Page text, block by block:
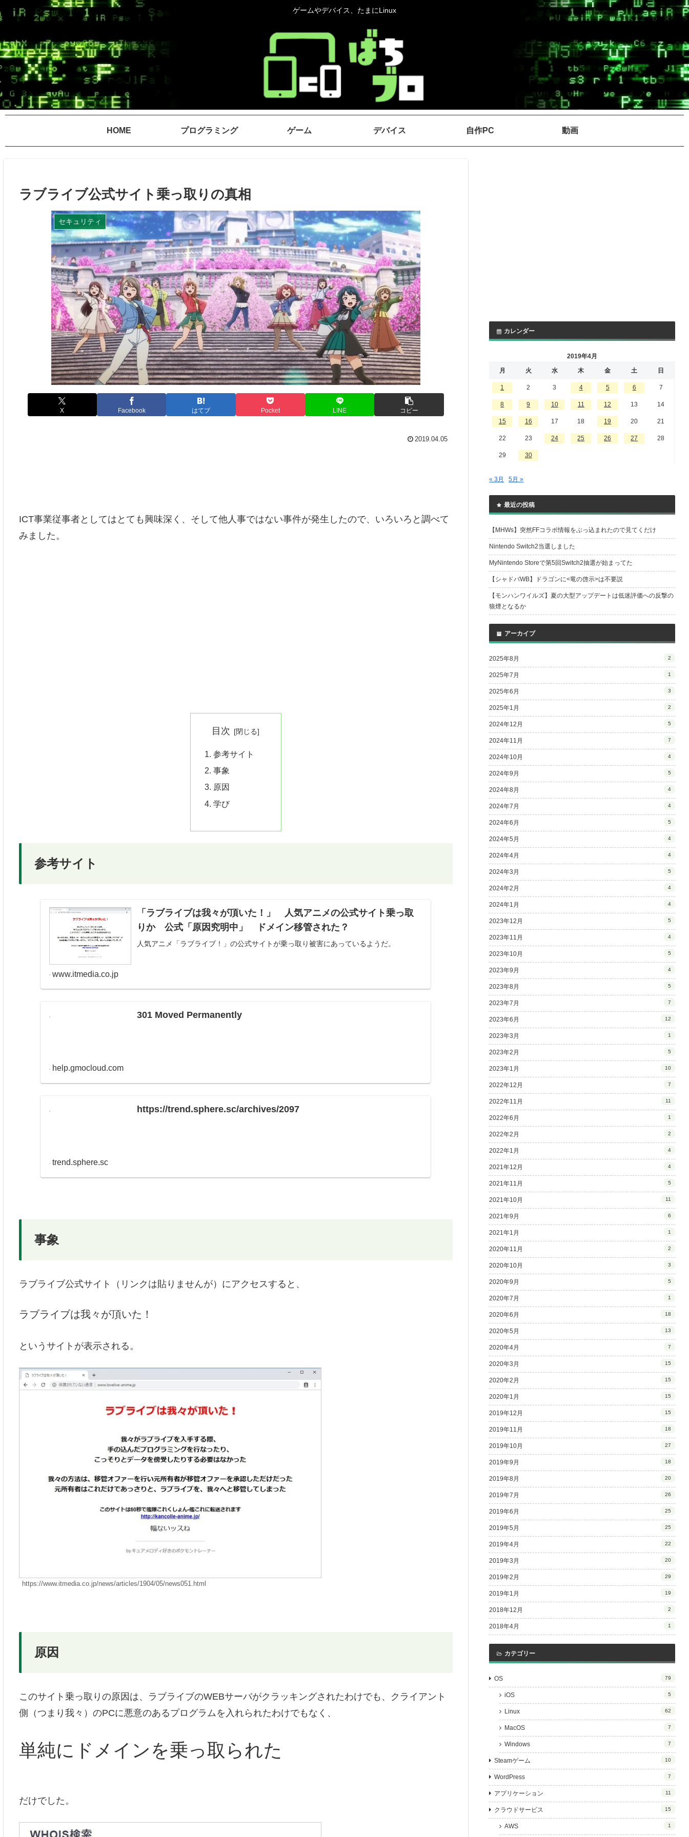
ゲームやデバイス、たまにLinux
HOME プログラミング ゲーム デバイス 自作PC 動画
ラブライブ公式サイト乗っ取りの真相
セキュリティ
X Facebook はてブ Pocket LINE コピー
2019.04.05
ICT事業従事者としてはとても興味深く、そして他人事ではない事件が発生したので、いろいろと調べて
みました。
目次
参考サイト
事象
原因
学び
参考サイト
「ラブライブは我々が頂いた！」 人気アニメの公式サイト乗っ取
りか 公式「原因究明中」 ドメイン移管された？
人気アニメ「ラブライブ！」の公式サイトが乗っ取り被害にあっているようだ。
www.itmedia.co.jp
301 Moved Permanently
help.gmocloud.com
https://trend.sphere.sc/archives/2097
trend.sphere.sc
事象
ラブライブ公式サイト（リンクは貼りませんが）にアクセスすると、
ラブライブは我々が頂いた！
というサイトが表示される。
https://www.itmedia.co.jp/news/articles/1904/05/news051.html
原因
このサイト乗っ取りの原因は、ラブライブのWEBサーバがクラッキングされたわけでも、クライアント
側（つまり我々）のPCに悪意のあるプログラムを入れられたわけでもなく、
単純にドメインを乗っ取られた
だけでした。
カレンダー
2019年4月
月
火 水 木 金 土 日
1 2 3 4 5 6 7
8 9 10 11 12 13 14
15 16 17 18 19 20 21
22 23 24 25 26 27 28
29 30
« 3月 5月 »
最近の投稿
【MHWs】突然FFコラボ情報をぶっ込まれたので見てくだけ
Nintendo Switch2当選しました
MyNintendo Storeで第5回Switch2抽選が始まってた
【シャドバWB】ドラゴンに<竜の啓示>は不要説
【モンハンワイルズ】夏の大型アップデートは低迷評価への反撃の
狼煙となるか
アーカイブ
2025年8月 2
2025年7月 1
2025年6月 3
2025年1月 2
2024年12月 5
2024年11月 7
2024年10月 4
2024年9月 5
2024年8月 4
2024年7月 4
2024年6月 5
2024年5月 4
2024年4月 4
2024年3月 5
2024年2月 4
2024年1月 4
2023年12月 5
2023年11月 4
2023年10月 5
2023年9月 4
2023年8月 5
2023年7月 7
2023年6月 12
2023年3月 1
2023年2月 5
2023年1月 10
2022年12月 7
2022年11月 11
2022年6月 1
2022年2月 2
2022年1月 4
2021年12月 4
2021年11月 5
2021年10月 11
2021年9月 6
2021年1月 1
2020年11月 2
2020年10月 3
2020年9月 5
2020年7月 1
2020年6月 18
2020年5月 13
2020年4月 7
2020年3月 15
2020年2月 15
2020年1月 15
2019年12月 15
2019年11月 18
2019年10月 27
2019年9月 18
2019年8月 20
2019年7月 26
2019年6月 25
2019年5月 25
2019年4月 22
2019年3月 20
2019年2月 29
2019年1月 19
2018年12月 2
2018年4月 1
カテゴリー
OS 79
iOS 5
Linux 62
MacOS 7
Windows 7
Steamゲーム 10
WordPress 7
アプリケーション 11
クラウドサービス 15
AWS 1